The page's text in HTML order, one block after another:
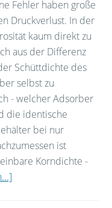
Fehler haben große
Druckverlust. In der
kaum direkt zu
aus der Differenz
Schüttdichte des
selbst zu
- welcher Adsorber
die identische
bei nur
ist
Korndichte -